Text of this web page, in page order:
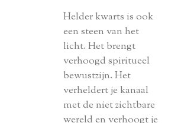
Helder kwarts is ook
een steen van het
licht. Het brengt
verhoogd spiritueel
bewustzijn. Het
verheldert je kanaal
met de niet zichtbare
wereld en verhoogt je